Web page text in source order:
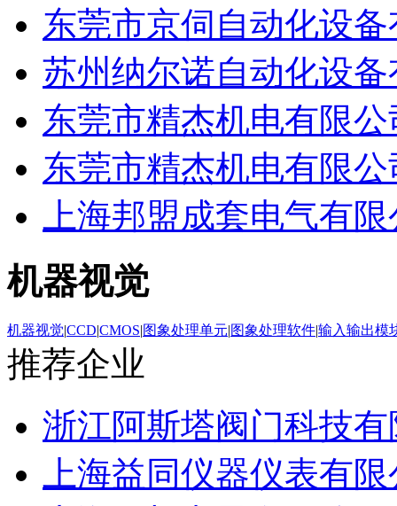
东莞市京伺自动化设
苏州纳尔诺自动化设
东莞市精杰机电有限公
东莞市精杰机电有限公
上海邦盟成套电气有
机器视觉
机器视觉|CCD|CMOS|图象处理单元|图象处理软件|输入输出模
推荐企业
浙江阿斯塔阀门科技
上海益同仪器仪表有